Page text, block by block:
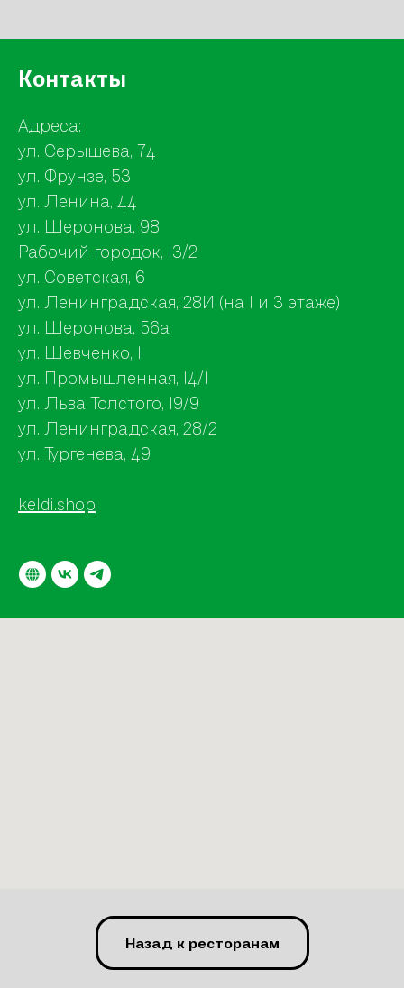
Контакты
Адреса:
ул. Серышева, 74
ул. Фрунзе, 53
ул. Ленина, 44
ул. Шеронова, 98
Рабочий городок, 13/2
ул. Советская, 6
ул. Ленинградская, 28И (на 1 и 3 этаже)
ул. Шеронова, 56а
ул. Шевченко, 1
ул. Промышленная, 14/1
ул. Льва Толстого, 19/9
ул. Ленинградская, 28/2
ул. Тургенева, 49
keldi.shop
Назад к ресторанам